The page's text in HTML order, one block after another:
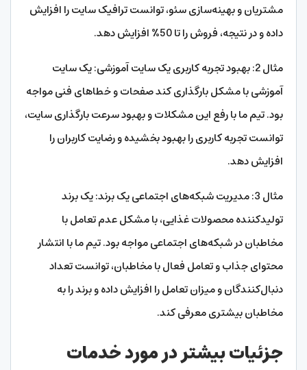
مشتریان و بهینه‌سازی سئو، توانست ترافیک سایت را افزایش
داده و در نتیجه، فروش را تا 50% افزایش دهد.
مثال 2: بهبود تجربه کاربری یک سایت آموزشی: یک سایت
آموزشی با مشکل بارگذاری کند صفحات و خطاهای فنی مواجه
بود. تیم ما با رفع این مشکلات و بهبود سرعت بارگذاری سایت،
توانست تجربه کاربری را بهبود بخشیده و رضایت کاربران را
افزایش دهد.
مثال 3: مدیریت شبکه‌های اجتماعی یک برند: یک برند
تولیدکننده محصولات غذایی، با مشکل عدم تعامل با
مخاطبان در شبکه‌های اجتماعی مواجه بود. تیم ما با انتشار
محتوای جذاب و تعامل فعال با مخاطبان، توانست تعداد
دنبال‌کنندگان و میزان تعامل را افزایش داده و برند را به
مخاطبان بیشتری معرفی کند.
جزئیات بیشتر در مورد خدمات